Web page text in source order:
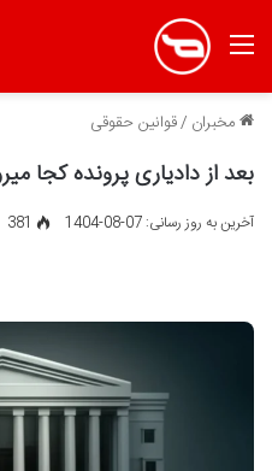
منو
مخبران /قوانین حقوقی
بعد از دادیاری پرونده کجا
آخرین به روز رسانی: 07-08-1404 381